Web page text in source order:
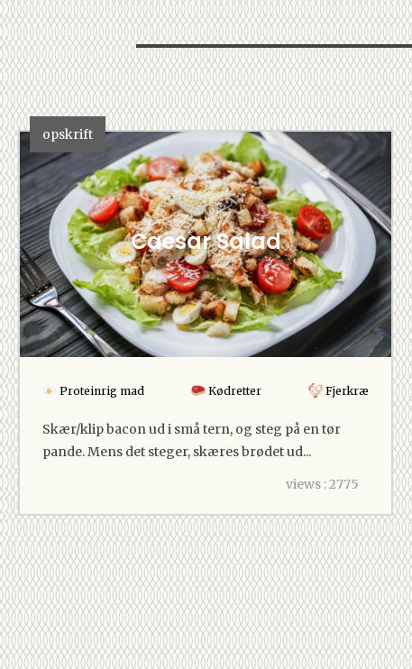
opskrift
Caesar Salad
Proteinrig mad Kødretter Fjerkræ
Skær/klip bacon ud i små tern, og steg på en tør
pande. Mens det steger, skæres brødet ud...
views : 2775